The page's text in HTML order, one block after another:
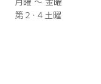
第２･４土曜